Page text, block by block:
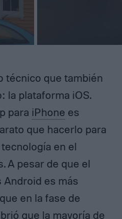
técnico que también
la plataforma iOS.
para iPhone es
que hacerlo para
en el
A pesar de que el
es más
en la fase de
que la mayoría de